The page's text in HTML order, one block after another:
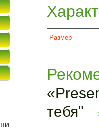
Размер
тебя"